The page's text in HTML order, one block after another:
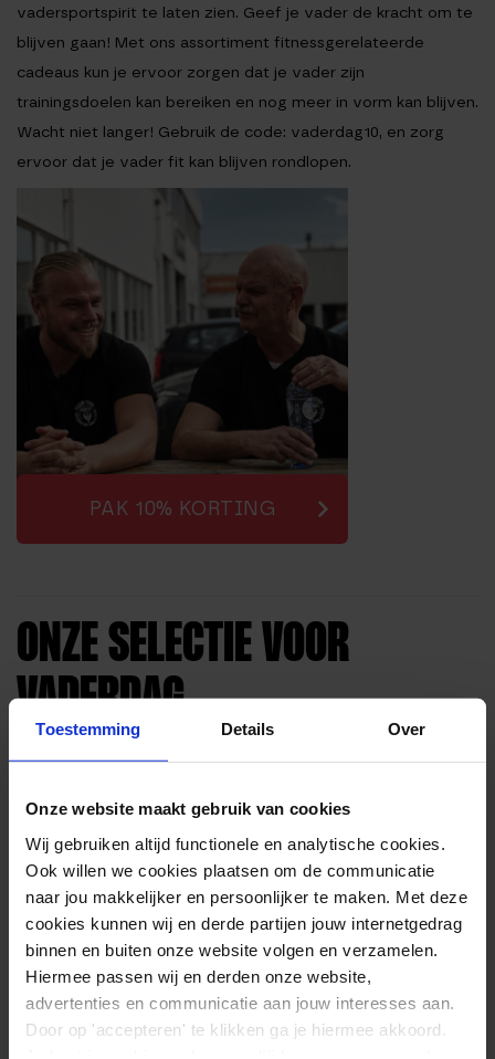
Toestemming Details Over
Onze website maakt gebruik van cookies
Wij gebruiken altijd functionele en analytische cookies.
Ook willen we cookies plaatsen om de communicatie
naar jou makkelijker en persoonlijker te maken. Met deze
cookies kunnen wij en derde partijen jouw internetgedrag
binnen en buiten onze website volgen en verzamelen.
Hiermee passen wij en derden onze website,
advertenties en communicatie aan jouw interesses aan.
Door op 'accepteren' te klikken ga je hiermee akkoord.
vadersportspirit te laten zien. Geef je vader de kracht om te
blijven gaan! Met ons assortiment fitnessgerelateerde
cadeaus kun je ervoor zorgen dat je vader zijn
trainingsdoelen kan bereiken en nog meer in vorm kan blijven.
Wacht niet langer! Gebruik de code: vaderdag10, en zorg
ervoor dat je vader fit kan blijven rondlopen.
PAK 10% KORTING
ONZE SELECTIE VOOR
VADERDAG
FITNESSMAT GRIJS
180 X 60 X 0,9 CM
Waarderi
uit 5
(61 reviews)
29,95
13,95
Op voorraad
DUMBBELL SET 20 KG
2 X 10KG